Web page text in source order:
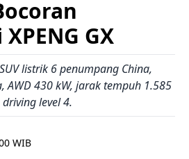
GX
listrik 6 penumpang China,
AWD 430 kW, jarak tempuh 1.585
driving level 4.
WIB